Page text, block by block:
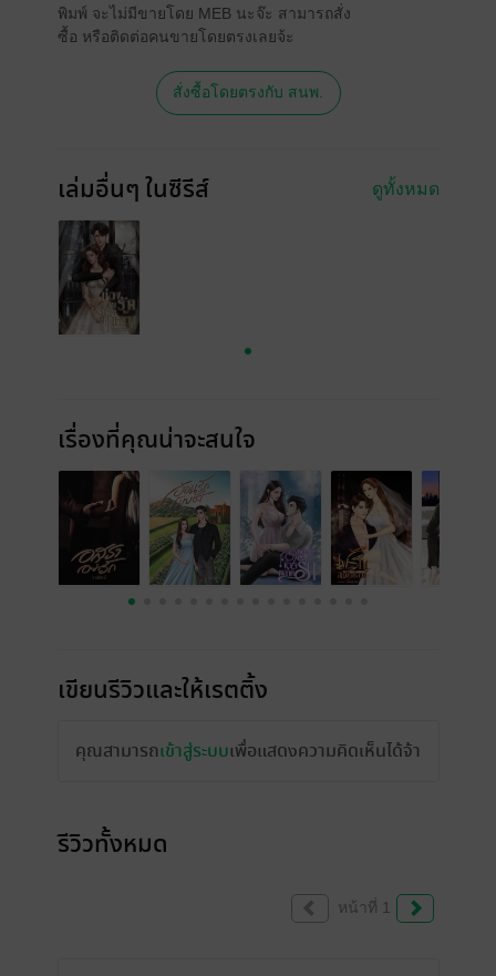
พิมพ์ จะไม่มีขายโดย MEB นะจ๊ะ สามารถสั่ง
ซื้อ หรือติดต่อคนขายโดยตรงเลยจ้ะ
สั่งซื้อโดยตรงกับ สนพ.
เล่มอื่นๆ ในซีรีส์ ดูทั้งหมด
เรื่องที่คุณน่าจะสนใจ
เขียนรีวิวและให้เรตติ้ง
คุณสามารถเข้าสู่ระบบเพื่อแสดงความคิดเห็นได้จ้า
รีวิวทั้งหมด
หน้าที่ 1